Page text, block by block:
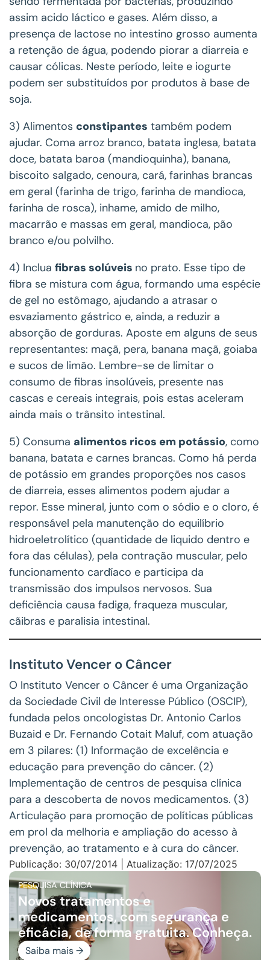
assim acido láctico e gases. Além disso, a
presença de lactose no intestino grosso aumenta
a retenção de água, podendo piorar a diarreia e
causar cólicas. Neste período, leite e iogurte
podem ser substituídos por produtos à base de
soja.
3) Alimentos constipantes também podem
ajudar. Coma arroz branco, batata inglesa, batata
doce, batata baroa (mandioquinha), banana,
biscoito salgado, cenoura, cará, farinhas brancas
em geral (farinha de trigo, farinha de mandioca,
farinha de rosca), inhame, amido de milho,
macarrão e massas em geral, mandioca, pão
branco e/ou polvilho.
4) Inclua fibras solúveis no prato. Esse tipo de
fibra se mistura com água, formando uma espécie
de gel no estômago, ajudando a atrasar o
esvaziamento gástrico e, ainda, a reduzir a
absorção de gorduras. Aposte em alguns de seus
representantes: maçã, pera, banana maçã, goiaba
e sucos de limão. Lembre-se de limitar o
consumo de fibras insolúveis, presente nas
cascas e cereais integrais, pois estas aceleram
ainda mais o trânsito intestinal.
5) Consuma alimentos ricos em potássio, como
banana, batata e carnes brancas. Como há perda
de potássio em grandes proporções nos casos
de diarreia, esses alimentos podem ajudar a
repor. Esse mineral, junto com o sódio e o cloro, é
responsável pela manutenção do equilíbrio
hidroeletrolítico (quantidade de liquido dentro e
fora das células), pela contração muscular, pelo
funcionamento cardíaco e participa da
transmissão dos impulsos nervosos. Sua
deficiência causa fadiga, fraqueza muscular,
cãibras e paralisia intestinal.
Instituto Vencer o Câncer
O Instituto Vencer o Câncer é uma Organização
da Sociedade Civil de Interesse Público (OSCIP),
fundada pelos oncologistas Dr. Antonio Carlos
Buzaid e Dr. Fernando Cotait Maluf, com atuação
em 3 pilares: (1) Informação de excelência e
educação para prevenção do câncer. (2)
Implementação de centros de pesquisa clínica
para a descoberta de novos medicamentos. (3)
Articulação para promoção de políticas públicas
em prol da melhoria e ampliação do acesso à
prevenção, ao tratamento e à cura do câncer.
Publicação: 30/07/2014 | Atualização: 17/07/2025
PESQUISA CLÍNICA
Novos tratamentos e
medicamentos, com segurança e
eficácia, de forma gratuita. Conheça.
Saiba mais →